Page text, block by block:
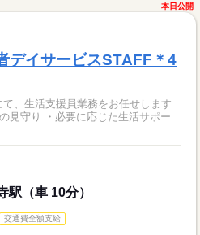
本日公開
デイサービスSTAFF＊4
、生活支援員業務をお任せします
駅（車 10分）
交通費全額支給